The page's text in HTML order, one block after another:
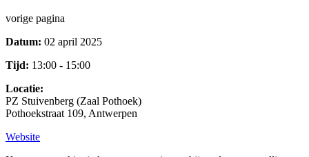
vorige pagina
Datum: 02 april 2025
Tijd: 13:00 - 15:00
Locatie:
PZ Stuivenberg (Zaal Pothoek)
Pothoekstraat 109, Antwerpen
Website